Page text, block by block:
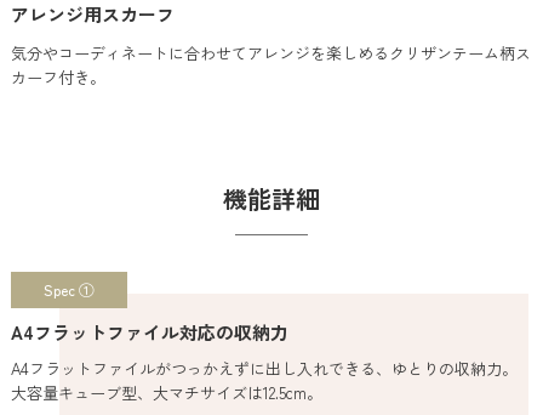
アレンジ用スカーフ
気分やコーディネートに合わせてアレンジを楽しめるクリザンテーム柄ス
カーフ付き。
機能詳細
Spec ①
A4フラットファイル対応の収納力
A4フラットファイルがつっかえずに出し入れできる、ゆとりの収納力。
大容量キューブ型、大マチサイズは12.5cm。